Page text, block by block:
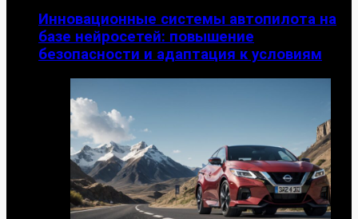
Инновационные системы автопилота на
базе нейросетей: повышение
безопасности и адаптация к условиям